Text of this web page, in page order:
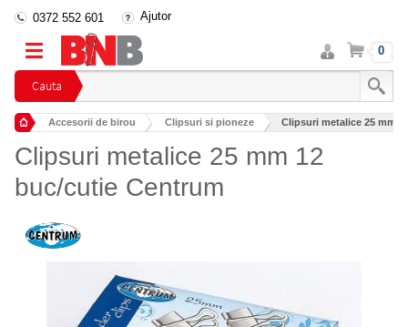
Cauta
0372 552 601 Ajutor
Intra
in
cont
Cos 0
Accesorii de birou Clipsuri si pioneze Clipsuri metalice 25 mm
Clipsuri metalice 25 mm 12
buc/cutie Centrum